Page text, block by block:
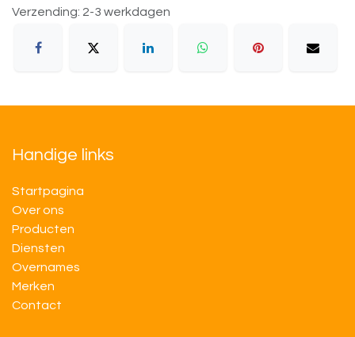
Verzending: 2-3 werkdagen
Handige links
Startpagina
Over ons
Producten
Diensten
Overnames
M​​erken
Contact